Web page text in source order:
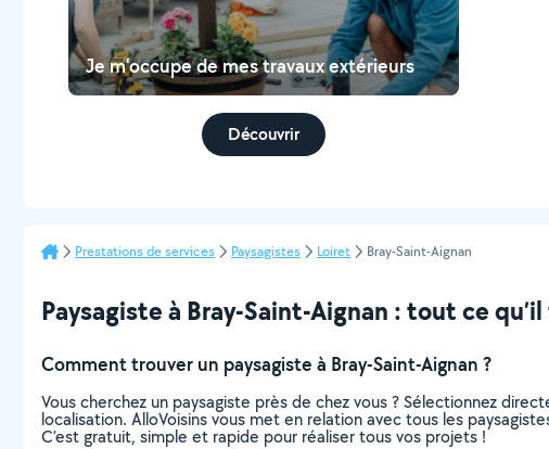
Je m'occupe de mes travaux extérieurs
Découvrir
Prestations de services Paysagistes Loiret Bray-Saint-Aignan
Paysagiste à Bray-Saint-Aignan : tout ce
Comment trouver un paysagiste à Bray-Saint-Aignan ?
Vous cherchez un paysagiste près de chez vous ? Sélectionnez
localisation. AlloVoisins vous met en relation avec tous les
C’est gratuit, simple et rapide pour réaliser tous vos projets !